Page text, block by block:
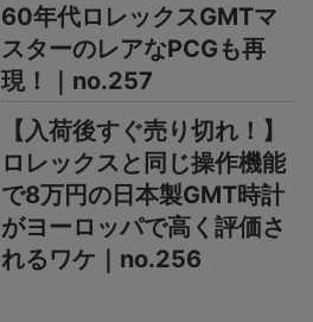
60年代ロレックスGMTマ
スターのレアなPCGも再
現！｜no.257
【入荷後すぐ売り切れ！】
ロレックスと同じ操作機能
で8万円の日本製GMT時計
がヨーロッパで高く評価さ
れるワケ｜no.256